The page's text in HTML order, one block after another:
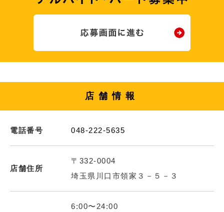
店舗情報
電話番号 048-222-5635
店舗住所
〒332-0004
埼玉県川口市領家３－５－３
6:00〜24:00